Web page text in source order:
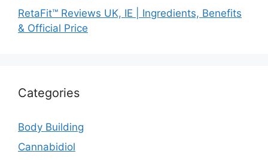
RetaFit™ Reviews UK, IE | Ingredients, Benefits
& Official Price
Categories
Body Building
Cannabidiol